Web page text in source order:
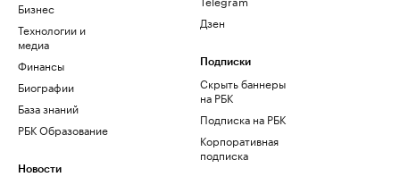
Бизнес
Технологии и
медиа
Финансы
Биографии
База знаний
РБК Образование
Новости
Дзен
Подписки
Скрыть баннеры
на РБК
Подписка на РБК
Корпоративная
подписка